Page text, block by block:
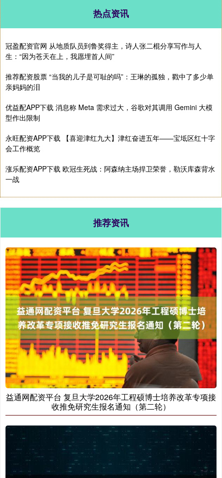
热点资讯
冠盈配资官网 从地质队员到鲁奖得主，诗人张二棍分享写作与人
生：“因为苍天在上，我愿埋首人间”
推荐配资股票 “当我的儿子是可耻的吗”：王琳的孤独，戳中了多少单
亲妈妈的泪
优益配APP下载 消息称 Meta 需求过大，谷歌对其调用 Gemini 大模
型作出限制
永旺配资APP下载 【喜迎津红九大】津红奋进五年——宝坻区红十字
会工作概览
涨乐配资APP下载 欧冠生死战：阿森纳主场捍卫荣誉，勒沃库森背水
一战
推荐资讯
益通网配资平台 复旦大学2026年工程硕博士培养改革专项接
收推免研究生报名通知（第二轮）